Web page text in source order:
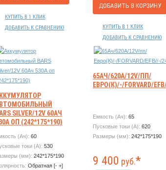
КУПИТЬ В 1 КЛИК
ДОБАВИТЬ К СРАВНЕНИЮ
ДОБАВИТЬ В КОРЗИНУ
КУПИТЬ В 1 КЛИК
ДОБАВИТЬ К СРАВНЕНИЮ
SILVER/12V 60АЧ
ОП (242*175*190)
(Ач): 60
токи (А): 530
(мм): 242*175*190
Обратная [- +]
65АЧ/620А/12V/ПП/
ЕВРО(К)/-/FORVARD/
Емкость (Ач): 65
Пусковые токи (А): 620
Размеры (мм): 242*175*190
9 400 руб.*